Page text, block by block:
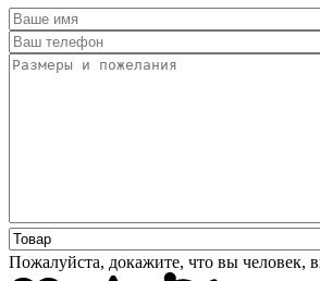
Пожалуйста, докажите, что вы человек,